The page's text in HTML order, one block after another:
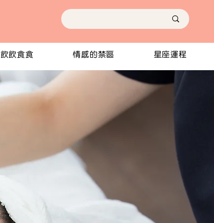
飲飲食食 情感的禁區 星座運程